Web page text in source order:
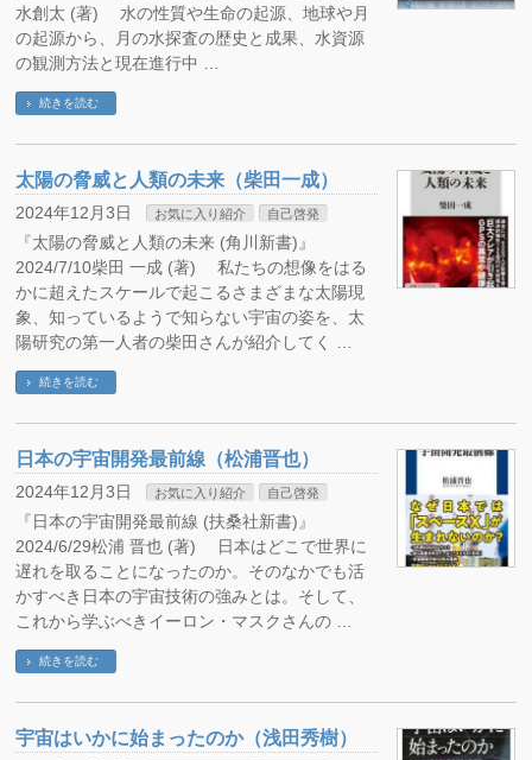
水創太 (著) 水の性質や生命の起源、地球や月
の起源から、月の水探査の歴史と成果、水資源
の観測方法と現在進行中 …
続きを読む
太陽の脅威と人類の未来（柴田一成）
2024年12月3日 お気に入り紹介 自己啓発
『太陽の脅威と人類の未来 (角川新書)』
2024/7/10柴田 一成 (著) 私たちの想像をはる
かに超えたスケールで起こるさまざまな太陽現
象、知っているようで知らない宇宙の姿を、太
陽研究の第一人者の柴田さんが紹介してく …
続きを読む
日本の宇宙開発最前線（松浦晋也）
2024年12月3日 お気に入り紹介 自己啓発
『日本の宇宙開発最前線 (扶桑社新書)』
2024/6/29松浦 晋也 (著) 日本はどこで世界に
遅れを取ることになったのか。そのなかでも活
かすべき日本の宇宙技術の強みとは。そして、
これから学ぶべきイーロン・マスクさんの …
続きを読む
宇宙はいかに始まったのか（浅田秀樹）